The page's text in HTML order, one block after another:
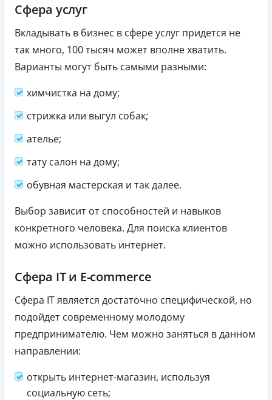
Сфера услуг
Вкладывать в бизнес в сфере услуг придется не
так много, 100 тысяч может вполне хватить.
Варианты могут быть самыми разными:
химчистка на дому;
стрижка или выгул собак;
ателье;
тату салон на дому;
обувная мастерская и так далее.
Выбор зависит от способностей и навыков
конкретного человека. Для поиска клиентов
можно использовать интернет.
Сфера IT и E-commerce
Сфера IT является достаточно специфической, но
подойдет современному молодому
предпринимателю. Чем можно заняться в данном
направлении:
открыть интернет-магазин, используя
социальную сеть;